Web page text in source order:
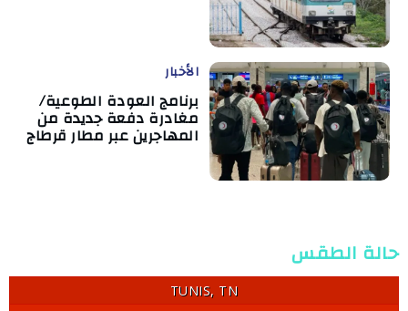
الأخبار
برنامج العودة الطوعية/
مغادرة دفعة جديدة من
المهاجرين عبر مطار قرطاج
حالة الطقس
TUNIS, TN